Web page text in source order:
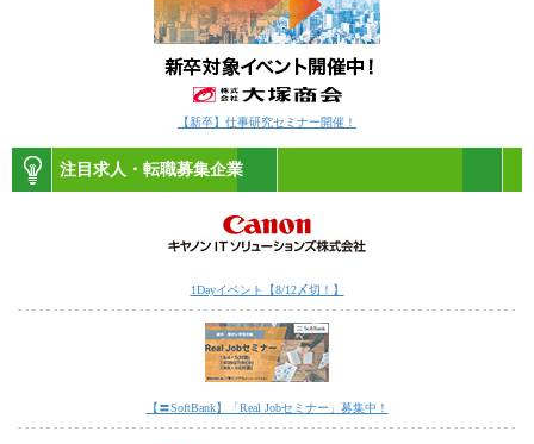
【新卒】仕事研究セミナー開催！
注目求人・転職募集企業
1Dayイベント【8/12〆切！】
【〓SoftBank】「Real Jobセミナー」募集中！